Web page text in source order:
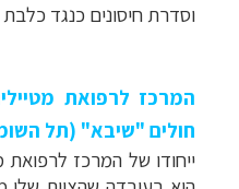
וסדרת חיסונים כנגד כלבת
המרכז לרפואת
חולים "שיבא" (תל
ייחודו של המרכז